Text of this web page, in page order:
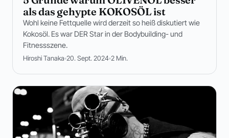
als das gehypte KOKOSÖL ist
Wohl keine Fettquelle wird derzeit so heiß diskutiert wie
Kokosöl. Es war DER Star in der Bodybuilding- und
Fitnessszene.
Hiroshi Tanaka 20. Sept. 2024 2 Min.